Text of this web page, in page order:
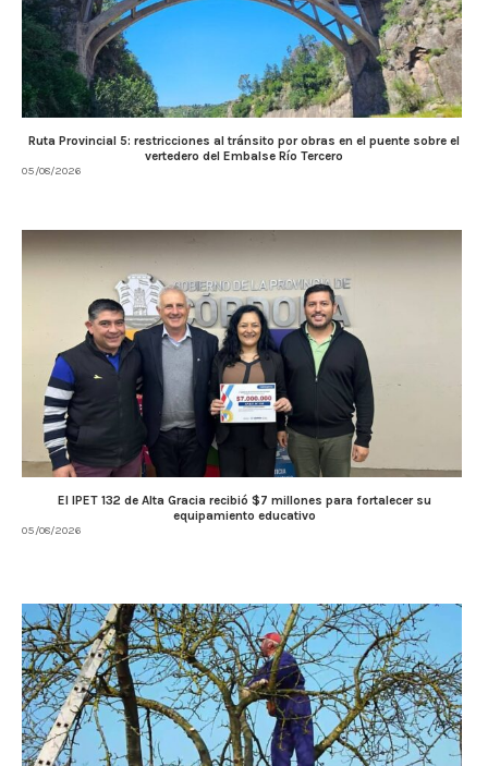
Ruta Provincial 5: restricciones al tránsito por obras en el puente sobre el
vertedero del Embalse Río Tercero
05/08/2026
El IPET 132 de Alta Gracia recibió $7 millones para fortalecer su
equipamiento educativo
05/08/2026